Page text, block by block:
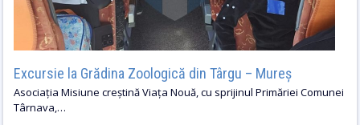
Excursie la Grădina Zoologică din Târgu – Mureș
Asociația Misiune creștină Viața Nouă, cu sprijinul Primăriei Comunei
Târnava,…